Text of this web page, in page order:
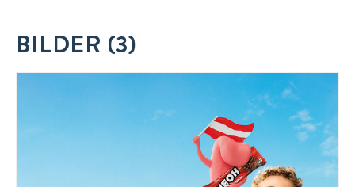
BILDER (3)